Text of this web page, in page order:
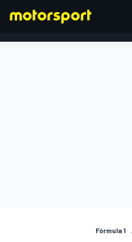
Fórmula 1